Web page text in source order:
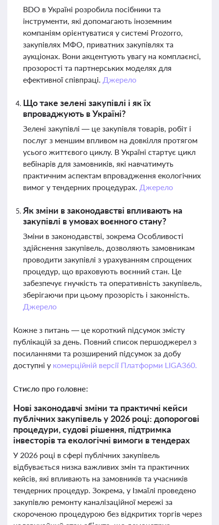
BDO в Україні розробила посібники та
інструменти, які допомагають іноземним
компаніям орієнтуватися у системі Prozorro,
закупівлях МФО, приватних закупівлях та
аукціонах. Вони акцентують увагу на комплаєнсі,
прозорості та партнерських моделях для
ефективної співпраці. Джерело
Що таке зелені закупівлі і як їх
впроваджують в Україні?
Зелені закупівлі — це закупівля товарів, робіт і
послуг з меншим впливом на довкілля протягом
усього життєвого циклу. В Україні стартує цикл
вебінарів для замовників, які навчатимуть
практичним аспектам впровадження екологічних
вимог у тендерних процедурах. Джерело
Як зміни в законодавстві впливають на
закупівлі в умовах воєнного стану?
Зміни в законодавстві, зокрема Особливості
здійснення закупівель, дозволяють замовникам
проводити закупівлі з урахуванням спрощених
процедур, що враховують воєнний стан. Це
забезпечує гнучкість та оперативність закупівель,
зберігаючи при цьому прозорість і законність.
Джерело
Кожне з питань — це короткий підсумок змісту
публікацій за день. Повний список першоджерел з
посиланнями та розширений підсумок за добу
доступні у комерційній версії Платформи LIGA360.
Стисло про головне:
Нові законодавчі зміни та практичні кейси
публічних закупівель у 2026 році: допорогові
процедури, судові рішення, підтримка
інвесторів та екологічні вимоги в тендерах
У 2026 році в сфері публічних закупівель
відбувається низка важливих змін та практичних
кейсів, які впливають на замовників та учасників
тендерних процедур. Зокрема, у Ізмаїлі проведено
закупівлю ремонту каналізаційної мережі за
скороченою процедурою без відкритих торгів через